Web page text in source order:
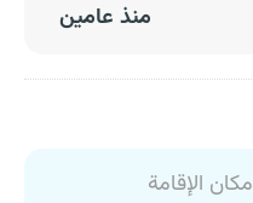
منذ عامين
مكان الإقامة